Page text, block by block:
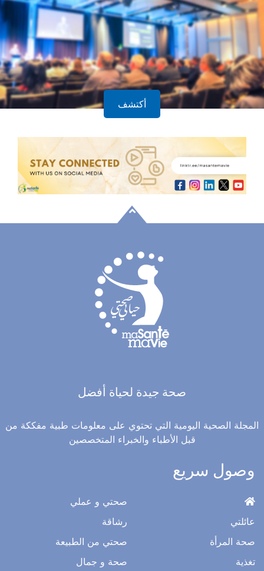
أكتشف
صحة جيدة لحياة أفضل
المجلة الصحية اليومية التي تحتوي على معلومات طبية مفككة من
قبل الأطباء والخبراء المتخصصين
وصول سريع
عائلتي
صحة المرأة
تغذية
صحتي و عملي
رشاقة
صحتي من الطبيعة
صحة و جمال